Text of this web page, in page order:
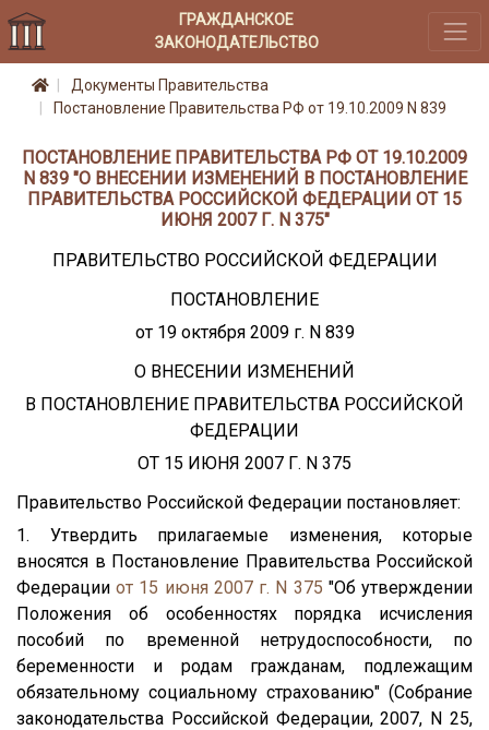
ГРАЖДАНСКОЕ
ЗАКОНОДАТЕЛЬСТВО
Документы Правительства
Постановление Правительства РФ от 19.10.2009 N 839
ПОСТАНОВЛЕНИЕ ПРАВИТЕЛЬСТВА РФ ОТ 19.10.2009
N 839 "О ВНЕСЕНИИ ИЗМЕНЕНИЙ В ПОСТАНОВЛЕНИЕ
ПРАВИТЕЛЬСТВА РОССИЙСКОЙ ФЕДЕРАЦИИ ОТ 15
ИЮНЯ 2007 Г. N 375"
ПРАВИТЕЛЬСТВО РОССИЙСКОЙ ФЕДЕРАЦИИ
ПОСТАНОВЛЕНИЕ
от 19 октября 2009 г. N 839
О ВНЕСЕНИИ ИЗМЕНЕНИЙ
В ПОСТАНОВЛЕНИЕ ПРАВИТЕЛЬСТВА РОССИЙСКОЙ
ФЕДЕРАЦИИ
ОТ 15 ИЮНЯ 2007 Г. N 375
Правительство Российской Федерации постановляет:
1. Утвердить прилагаемые изменения, которые
вносятся в Постановление Правительства Российской
Федерацииот 15 июня 2007 г. N 375 "Об утверждении
Положения об особенностях порядка исчисления
пособий по временной нетрудоспособности, по
беременности и родам гражданам, подлежащим
обязательному социальному страхованию" (Собрание
законодательства Российской Федерации, 2007, N 25,